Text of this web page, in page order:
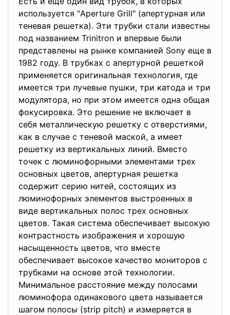
используется "Aperture Grill" (апертурная или
теневая решетка). Эти трубки стали известны
под названием Trinitron и впервые были
представлены на рынке компанией Sony еще в
1982 году. В трубках с апертурной решеткой
применяется оригинальная технология, где
имеется три лучевые пушки, три катода и три
модулятора, но при этом имеется одна общая
фокусировка. Это решение не включает в
себя металлическую решетку с отверстиями,
как в случае с теневой маской, а имеет
решетку из вертикальных линий. Вместо
точек с люминофорными элементами трех
основных цветов, апертурная решетка
содержит серию нитей, состоящих из
люминофорных элементов выстроенных в
виде вертикальных полос трех основных
цветов. Такая система обеспечивает высокую
контрастность изображения и хорошую
насыщенность цветов, что вместе
обеспечивает высокое качество мониторов с
трубками на основе этой технологии.
Минимальное расстояние между полосами
люминофора одинакового цвета называется
шагом полосы (strip pitch) и измеряется в